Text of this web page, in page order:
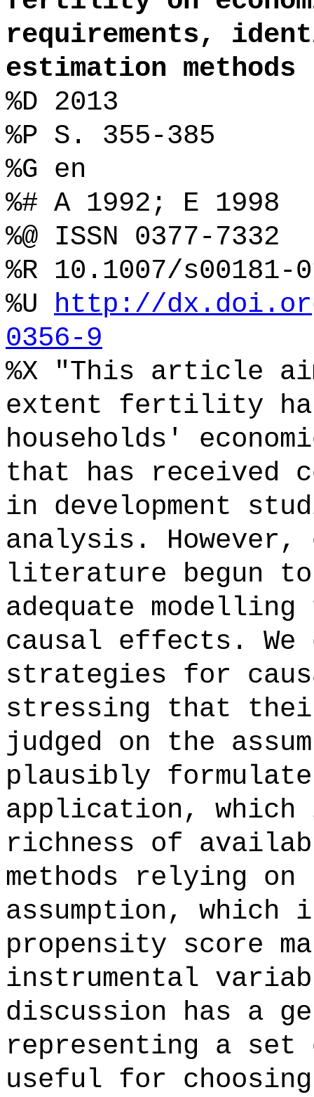
requirements,
estimation methods
%D 2013
%P S. 355-385
%G en
%# A 1992; E 1998
%@ ISSN 0377-7332
%R 10.1007/s00181-
%U http://
0356-9
%X "This article
extent fertility
households'
that has received
in development
analysis.
literature begun
adequate
causal effects. We
strategies for
stressing that
judged on the
plausibly
application, which
richness of
methods relying on
assumption, which
propensity score
instrumental
discussion has a
representing a
useful for